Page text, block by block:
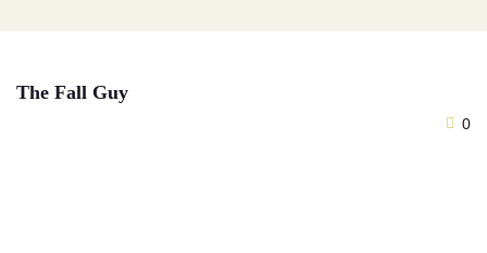
The Fall Guy
0